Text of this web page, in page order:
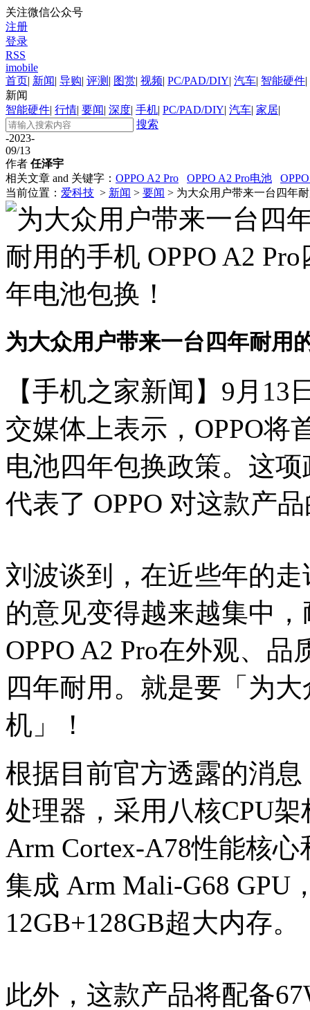
关注微信公众号
注册
登录
RSS
imobile
首页| 新闻| 导购| 评测 | 图赏| 视频| PC/PAD/DIY| 汽车| 智能硬件|
新闻
智能硬件| 行情| 要闻| 深度| 手机| PC/PAD/DIY| 汽车| 家居|
搜索
-2023-
09/13
作者 任泽宇
相关文章 and 关键字： OPPO A2 Pro OPPO A2 Pro电池
当前位置： 爱科技 > 新闻 > 要闻 > 为大众用户带来一台四年
为大众用户带来一台四年耐用
【手机之家新闻】9月13
交媒体上表示，OPPO将
电池四年包换政策。这
代表了 OPPO 对这款产
刘波谈到，在近些年的
的意见变得越来越集中
OPPO A2 Pro在外观、
四年耐用。就是要「为
机」！
根据目前官方透露的消息
处理器，采用八核CPU
Arm Cortex-A78性能核
集成 Arm Mali-G68 GPU
12GB+128GB超大内存。
此外，这款产品将配备